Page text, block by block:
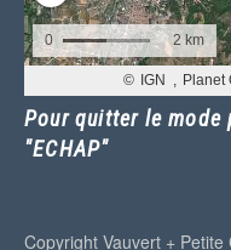
Pour quitter le mode
"ECHAP"
Copyright Vauvert +